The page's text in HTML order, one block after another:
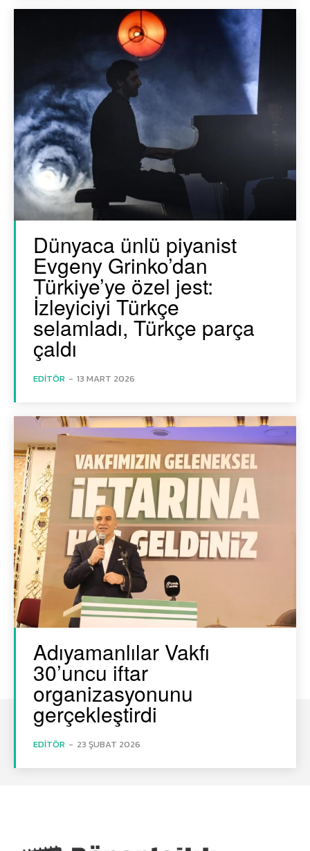
Dünyaca ünlü piyanist
Evgeny Grinko’dan
Türkiye’ye özel jest:
İzleyiciyi Türkçe
selamladı, Türkçe parça
çaldı
EDITÖR - 13 MART 2026
Adıyamanlılar Vakfı
30’uncu iftar
organizasyonunu
gerçekleştirdi
EDITÖR - 23 ŞUBAT 2026